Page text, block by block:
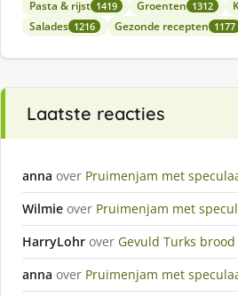
Pasta & rijst 1419 Groenten 1312
Salades 1216 Gezonde recepten 1177
Laatste reacties
anna over Pruimenjam met
Wilmie over Pruimenjam met
HarryLohr over Gevuld Turks brood
anna over Pruimenjam met